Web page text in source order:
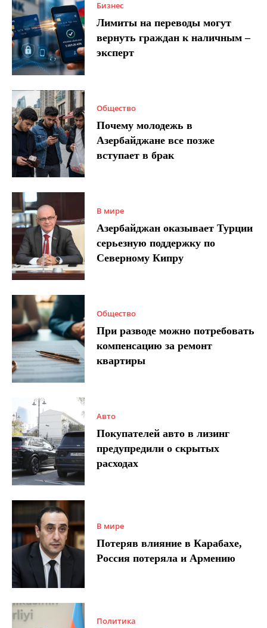
Бизнес
Лимиты на переводы могут
вернуть граждан к наличным –
эксперт
Общество
Почему молодежь в
Азербайджане все позже
вступает в брак
В мире
Азербайджан оказывает Турции
серьезную поддержку по
Северному Кипру
Общество
При разводе можно потребовать
компенсацию за ремонт
квартиры
Авто
Покупателей авто в лизинг
предупредили о скрытых
расходах
В мире
Потеряв влияние в Карабахе,
Россия потеряла и Армению
Политика